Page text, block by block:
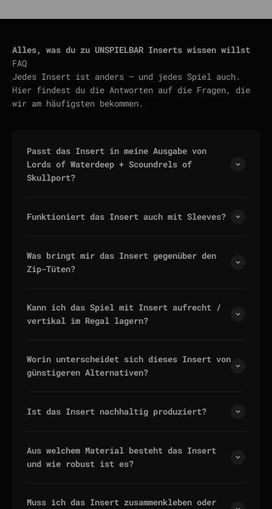
Alles, was du zu UNSPIELBAR Inserts wissen willst
FAQ
Jedes Insert ist anders — und jedes Spiel auch.
Hier findest du die Antworten auf die Fragen, die
wir am häufigsten bekommen.
Passt das Insert in meine Ausgabe von
Lords of Waterdeep + Scoundrels of
Skullport?
Funktioniert das Insert auch mit Sleeves?
Was bringt mir das Insert gegenüber den
Zip-Tüten?
Kann ich das Spiel mit Insert aufrecht /
vertikal im Regal lagern?
Worin unterscheidet sich dieses Insert von
günstigeren Alternativen?
Ist das Insert nachhaltig produziert?
Aus welchem Material besteht das Insert
und wie robust ist es?
Muss ich das Insert zusammenkleben oder